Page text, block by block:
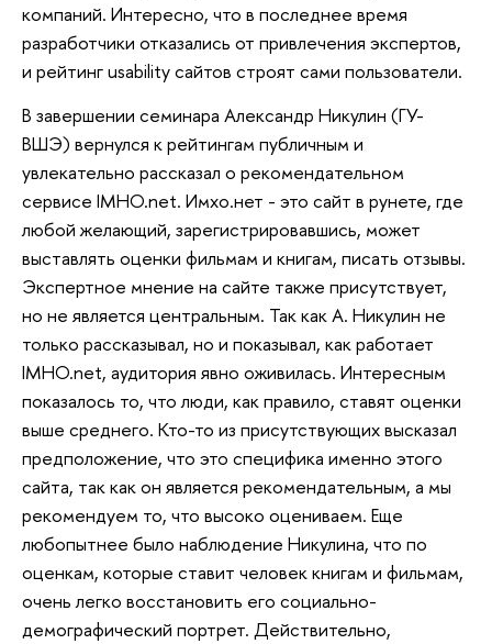
компаний. Интересно, что в последнее время
разработчики отказались от привлечения экспертов,
и рейтинг usability сайтов строят сами пользователи.
В завершении семинара Александр Никулин (ГУ-
ВШЭ) вернулся к рейтингам публичным и
увлекательно рассказал о рекомендательном
сервисе IMHO.net. Имхо.нет - это сайт в рунете, где
любой желающий, зарегистрировавшись, может
выставлять оценки фильмам и книгам, писать отзывы.
Экспертное мнение на сайте также присутствует,
но не является центральным. Так как А. Никулин не
только рассказывал, но и показывал, как работает
IMHO.net, аудитория явно оживилась. Интересным
показалось то, что люди, как правило, ставят оценки
выше среднего. Кто-то из присутствующих высказал
предположение, что это специфика именно этого
сайта, так как он является рекомендательным, а мы
рекомендуем то, что высоко оцениваем. Еще
любопытнее было наблюдение Никулина, что по
оценкам, которые ставит человек книгам и фильмам,
очень легко восстановить его социально-
демографический портрет. Действительно,